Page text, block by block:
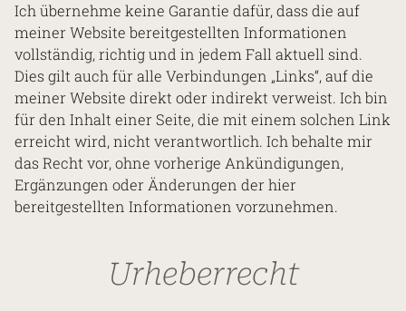
Ich übernehme keine Garantie dafür, dass die auf
meiner Website bereitgestellten Informationen
vollständig, richtig und in jedem Fall aktuell sind.
Dies gilt auch für alle Verbindungen „Links“, auf die
meiner Website direkt oder indirekt verweist. Ich bin
für den Inhalt einer Seite, die mit einem solchen Link
erreicht wird, nicht verantwortlich. Ich behalte mir
das Recht vor, ohne vorherige Ankündigungen,
Ergänzungen oder Änderungen der hier
bereitgestellten Informationen vorzunehmen.
Urheberrecht